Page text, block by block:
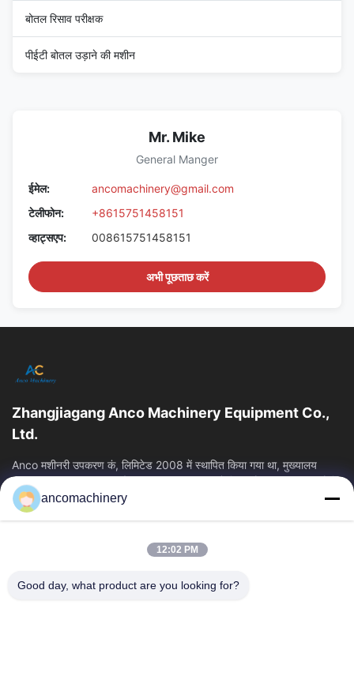
बोतल रिसाव परीक्षक
पीईटी बोतल उड़ाने की मशीन
Mr. Mike
General Manger
ईमेल:
ancomachinery@gmail.com
टेलीफोन:
+8615751458151
व्हाट्सएप:
008615751458151
अभी पूछताछ करें
Zhangjiagang Anco Machinery Equipment Co.,
Ltd.
Anco मशीनरी उपकरण कं, लिमिटेड 2008 में स्थापित किया गया था, मुख्यालय
Zhangjiagang शहर, सुज़ौ शहर, Jiangsu प्रांत में स्थित है। यह एक उद्यम है कि
त्वरित लिंक
हमारे बारे में
फैक्टरी यात्रा
गुणवत्ता नियंत्रण
ancomachinery
12:02 PM
Good day, what product are you looking for?